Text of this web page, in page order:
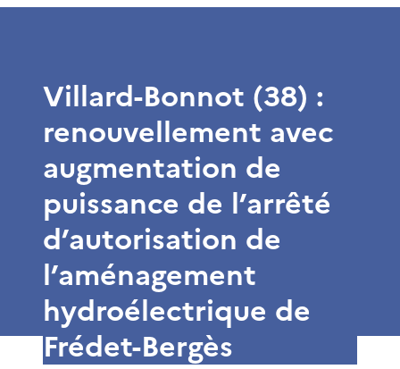
Villard-Bonnot (38) :
renouvellement avec
augmentation de
puissance de l’arrêté
d’autorisation de
l’aménagement
hydroélectrique de
Frédet-Bergès